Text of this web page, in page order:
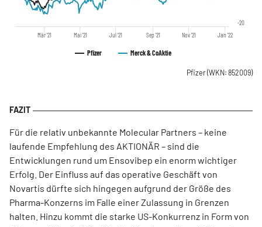
Pfizer Merck & CoAktie
Mär '21 Mai '21 Jul '21 Sep '21 Nov '21 Jan '22
-20
Pfizer(WKN: 852009)
Für die relativ unbekannte Molecular Partners – keine
laufende Empfehlung des AKTIONÄR – sind die
Entwicklungen rund um Ensovibep ein enorm wichtiger
Erfolg. Der Einfluss auf das operative Geschäft von
Novartis dürfte sich hingegen aufgrund der Größe des
Pharma-Konzerns im Falle einer Zulassung in Grenzen
halten. Hinzu kommt die starke US-Konkurrenz in Form von